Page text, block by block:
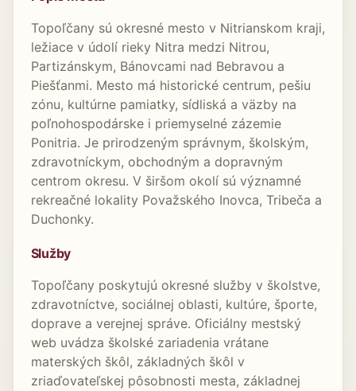
Topoľčany sú okresné mesto v Nitrianskom kraji,
ležiace v údolí rieky Nitra medzi Nitrou,
Partizánskym, Bánovcami nad Bebravou a
Piešťanmi. Mesto má historické centrum, pešiu
zónu, kultúrne pamiatky, sídliská a väzby na
poľnohospodárske i priemyselné zázemie
Ponitria. Je prirodzeným správnym, školským,
zdravotníckym, obchodným a dopravným
centrom okresu. V širšom okolí sú významné
rekreačné lokality Považského Inovca, Tribeča a
Duchonky.
Služby
Topoľčany poskytujú okresné služby v školstve,
zdravotníctve, sociálnej oblasti, kultúre, športe,
doprave a verejnej správe. Oficiálny mestský
web uvádza školské zariadenia vrátane
materských škôl, základných škôl v
zriaďovateľskej pôsobnosti mesta, základnej